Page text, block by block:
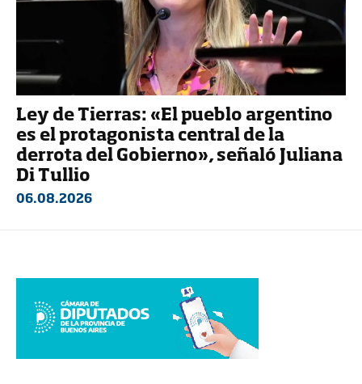
Ley de Tierras: «El pueblo argentino
es el protagonista central de la
derrota del Gobierno», señaló Juliana
Di Tullio
06.08.2026